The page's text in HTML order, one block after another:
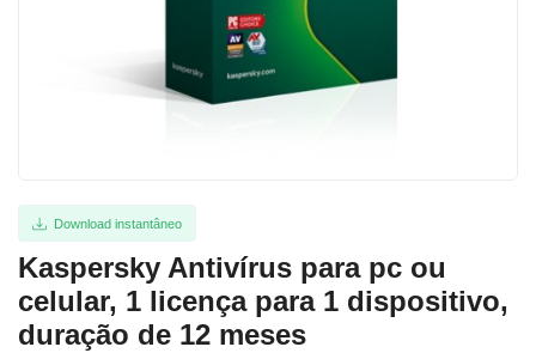
Localização
Download instantâneo
Kaspersky Antivírus para pc ou
celular, 1 licença para 1 dispositivo,
duração de 12 meses